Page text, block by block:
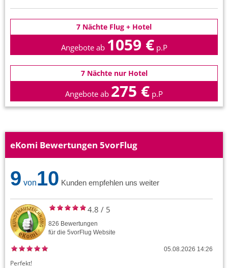
7 Nächte Flug + Hotel
Angebote ab 1059 € p.P
7 Nächte nur Hotel
Angebote ab 275 € p.P
eKomi Bewertungen 5vorFlug
9 von10 Kunden empfehlen uns weiter
4.8 / 5
826 Bewertungen
für die 5vorFlug Website
05.08.2026 14:26
Perfekt!